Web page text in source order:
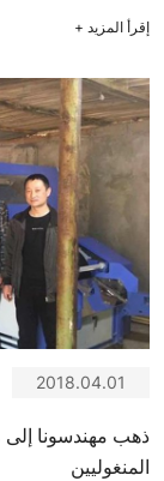
إقرأ المزيد +
2018.04.01
ذهب مهندسونا إلى
المنغوليين